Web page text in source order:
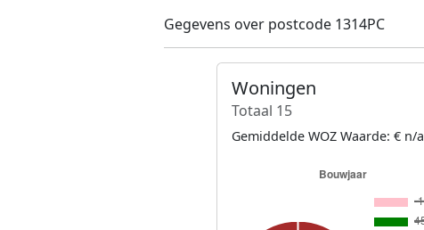
Gegevens over postcode 1314PC
Woningen
Totaal 15
Gemiddelde WOZ Waarde: € n/a